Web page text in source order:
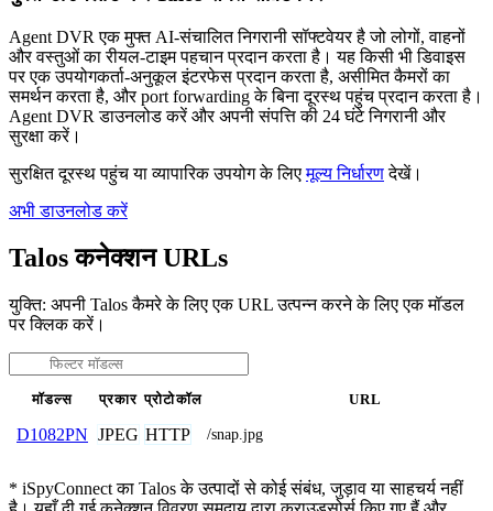
Agent DVR एक मुफ्त AI-संचालित निगरानी सॉफ्टवेयर है जो लोगों, वाहनों
और वस्तुओं का रीयल-टाइम पहचान प्रदान करता है। यह किसी भी डिवाइस
पर एक उपयोगकर्ता-अनुकूल इंटरफेस प्रदान करता है, असीमित कैमरों का
समर्थन करता है, और port forwarding के बिना दूरस्थ पहुंच प्रदान करता है।
Agent DVR डाउनलोड करें और अपनी संपत्ति की 24 घंटे निगरानी और
सुरक्षा करें।
सुरक्षित दूरस्थ पहुंच या व्यापारिक उपयोग के लिएमूल्य निर्धारणदेखें।
अभी डाउनलोड करें
Talos कनेक्शन URLs
युक्ति: अपनी Talos कैमरे के लिए एक URL उत्पन्न करने के लिए एक मॉडल
पर क्लिक करें।
मॉडल्स प्रकार प्रोटोकॉल URL
D1082PN JPEG HTTP /snap.jpg
* iSpyConnect का Talos के उत्पादों से कोई संबंध, जुड़ाव या साहचर्य नहीं